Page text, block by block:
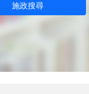
施政搜尋